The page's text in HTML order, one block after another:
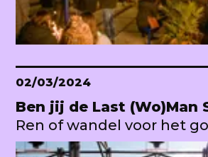
02/03/2024
Ben jij de Last (Wo)Man
Ren of wandel voor het